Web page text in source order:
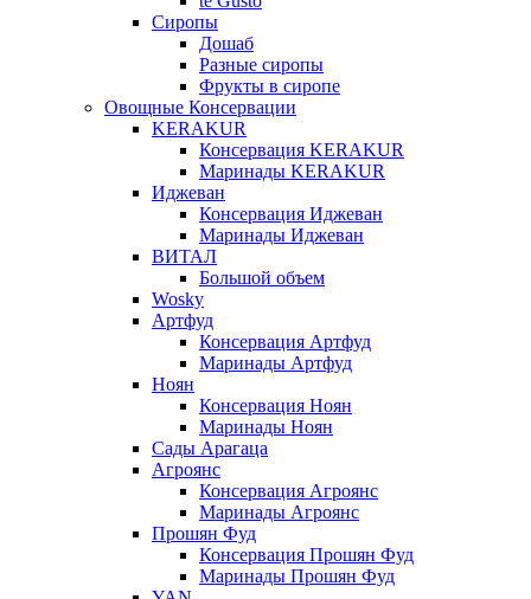
Сиропы
Дошаб
Разные сиропы
Фрукты в сиропе
Овощные Консервации
KERAKUR
Консервация KERAKUR
Маринады KERAKUR
Иджеван
Консервация Иджеван
Маринады Иджеван
ВИТАЛ
Большой объем
Wosky
Артфуд
Консервация Артфуд
Маринады Артфуд
Ноян
Консервация Ноян
Маринады Ноян
Сады Арагаца
Агроянс
Консервация Агроянс
Маринады Агроянс
Прошян Фуд
Консервация Прошян Фуд
Маринады Прошян Фуд